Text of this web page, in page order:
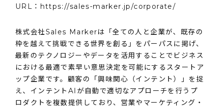
URL： https://sales-marker.jp/corporate/
株式会社Sales Markerは「全ての人と企業が、既存の
枠を越えて挑戦できる世界を創る」をパーパスに掲げ、
最新のテクノロジーやデータを活用することでビジネス
における最適で素早い意思決定を可能にするスタートア
ップ企業です。顧客の「興味関心（インテント）」を捉
え、インテントAIが自動で適切なアプローチを行うプ
ロダクトを複数提供しており、営業やマーケティング・